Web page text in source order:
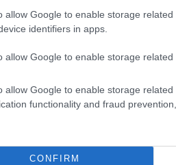
allow Google to enable storage
identifiers in apps.
allow Google to enable storage related
allow Google to enable storage
functionality and fraud
CONFIRM
abonenci Dobrego
SPRAWDŹ